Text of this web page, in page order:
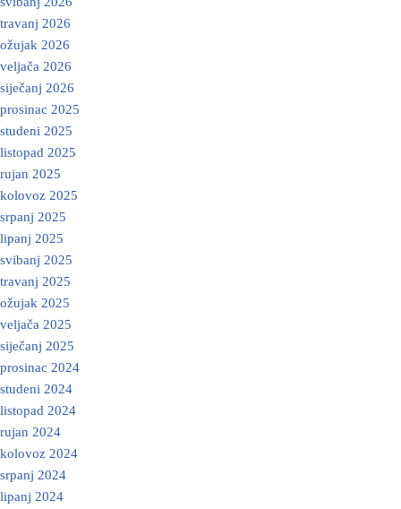
travanj 2026
ožujak 2026
veljača 2026
siječanj 2026
prosinac 2025
studeni 2025
listopad 2025
rujan 2025
kolovoz 2025
srpanj 2025
lipanj 2025
svibanj 2025
travanj 2025
ožujak 2025
veljača 2025
siječanj 2025
prosinac 2024
studeni 2024
listopad 2024
rujan 2024
kolovoz 2024
srpanj 2024
lipanj 2024